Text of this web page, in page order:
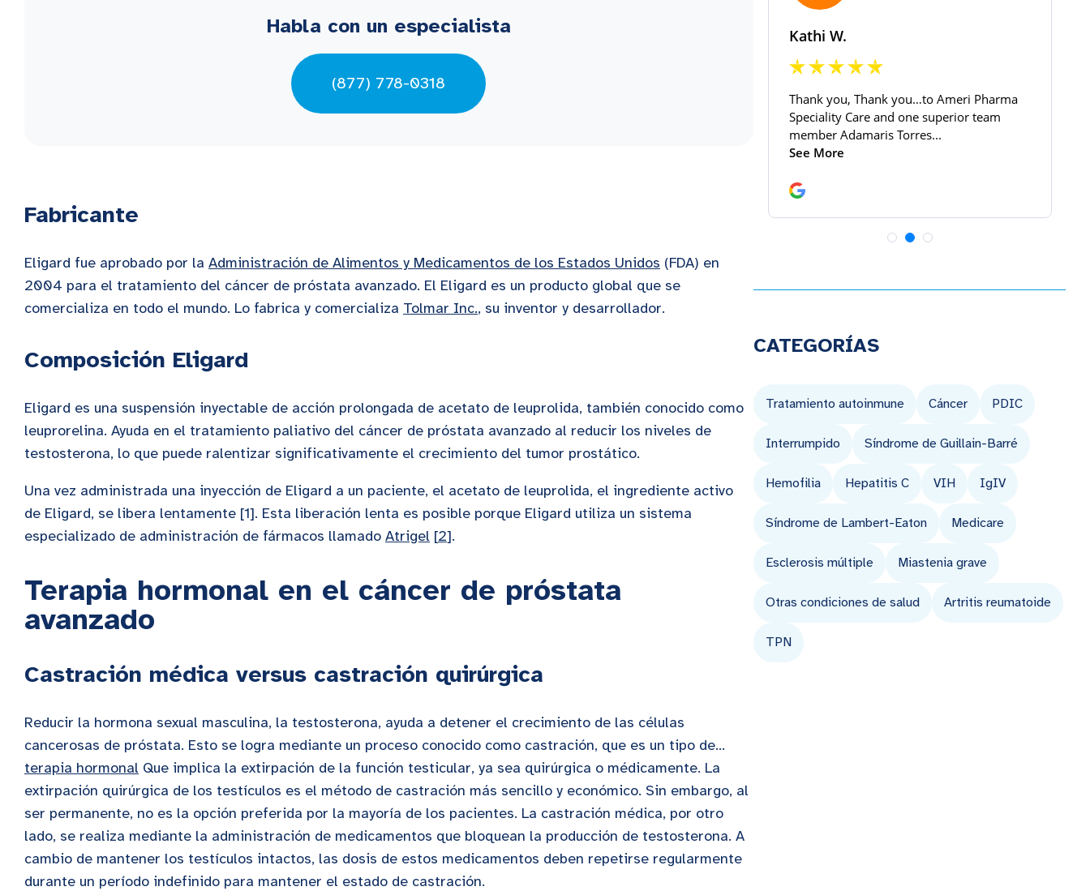
Habla con un especialista
(877) 778-0318
Fabricante
Eligard fue aprobado por la Administración de Alimentos y Medicamentos de los Estados Unidos (FDA) en
2004 para el tratamiento del cáncer de próstata avanzado. El Eligard es un producto global que se
comercializa en todo el mundo. Lo fabrica y comercializa Tolmar Inc., su inventor y desarrollador.
Composición Eligard
Eligard es una suspensión inyectable de acción prolongada de acetato de leuprolida, también conocido como
leuprorelina. Ayuda en el tratamiento paliativo del cáncer de próstata avanzado al reducir los niveles de
testosterona, lo que puede ralentizar significativamente el crecimiento del tumor prostático.
Una vez administrada una inyección de Eligard a un paciente, el acetato de leuprolida, el ingrediente activo
de Eligard, se libera lentamente [1]. Esta liberación lenta es posible porque Eligard utiliza un sistema
especializado de administración de fármacos llamado Atrigel [2].
Terapia hormonal en el cáncer de próstata
avanzado
Castración médica versus castración quirúrgica
Reducir la hormona sexual masculina, la testosterona, ayuda a detener el crecimiento de las células
cancerosas de próstata. Esto se logra mediante un proceso conocido como castración, que es un tipo de...
terapia hormonal Que implica la extirpación de la función testicular, ya sea quirúrgica o médicamente. La
extirpación quirúrgica de los testículos es el método de castración más sencillo y económico. Sin embargo, al
ser permanente, no es la opción preferida por la mayoría de los pacientes. La castración médica, por otro
lado, se realiza mediante la administración de medicamentos que bloquean la producción de testosterona. A
cambio de mantener los testículos intactos, las dosis de estos medicamentos deben repetirse regularmente
durante un período indefinido para mantener el estado de castración.
CATEGORÍAS
Tratamiento autoinmune Cáncer PDIC
Interrumpido Síndrome de Guillain-Barré
Hemofilia Hepatitis C VIH IgIV
Síndrome de Lambert-Eaton Medicare
Esclerosis múltiple Miastenia grave
Otras condiciones de salud Artritis reumatoide
TPN